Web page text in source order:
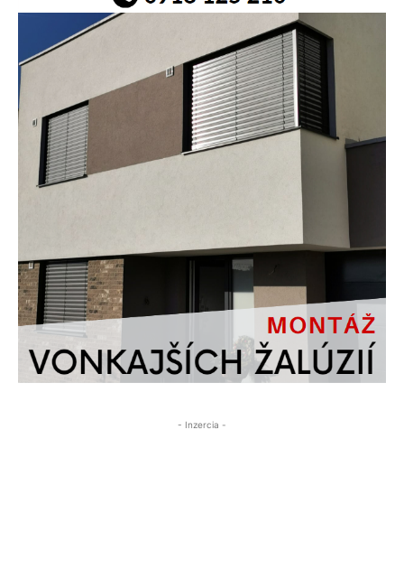
- Inzercia -